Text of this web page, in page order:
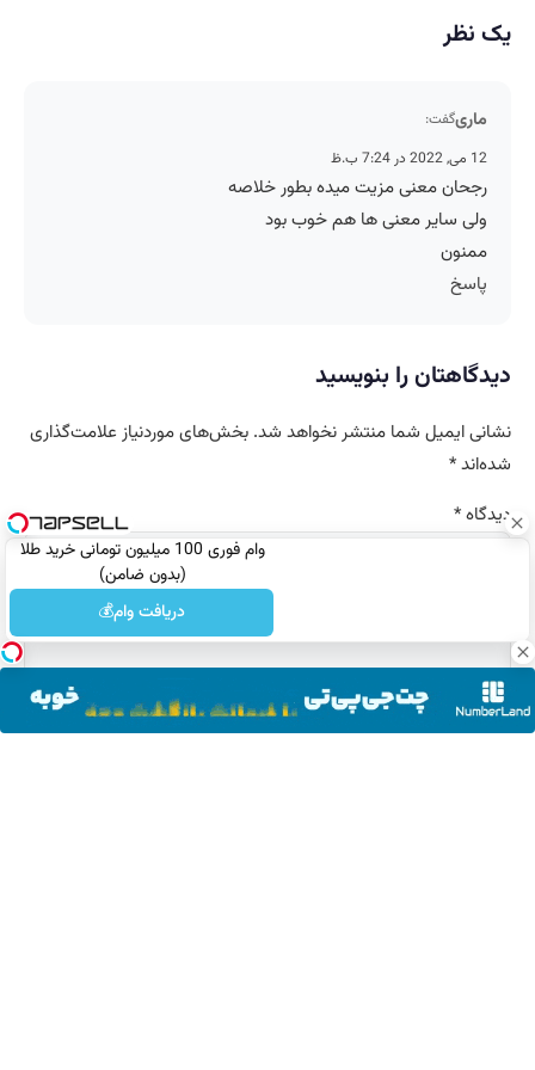
وام فوری 100 میلیون تومانی خرید طلا
(بدون ضامن)
دریافت وام💰
یک نظر
ماریگفت:
12 می, 2022 در 7:24 ب.ظ
رجحان معنی مزیت میده بطور خلاصه
ولی سایر معنی ها هم خوب بود
ممنون
پاسخ
دیدگاهتان را بنویسید
نشانی ایمیل شما منتشر نخواهد شد. بخش‌های موردنیاز علامت‌گذاری
شده‌اند*
دیدگاه*